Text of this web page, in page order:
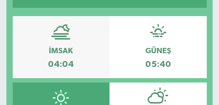
İMSAK
04:04
GÜNEŞ
05:40